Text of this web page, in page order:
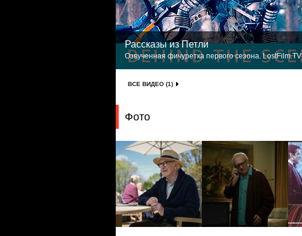
Рассказы из Петли
Озвученная фичуретка первого сезона. LostFilm.TV
ВСЕ ВИДЕО (1)
Фото